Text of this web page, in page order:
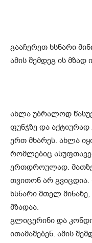
გააჩერეთ ხსნარი
ამის შემდეგ ის მზად
ახლა უბრალოდ
ფუნჯზე და
ერთ მხარეს. ახლა
რომლებიც
ერთდროულად. მათზე
თვითონ არ
ხსნარი მთელ
მზადაა.
გლიცერინი და
ითამაშებენ. ამის